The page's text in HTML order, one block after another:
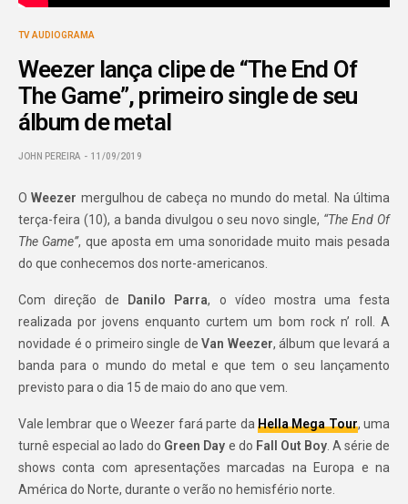
TV AUDIOGRAMA
Weezer lança clipe de “The End Of
The Game”, primeiro single de seu
álbum de metal
JOHN PEREIRA 11/09/2019
OWeezer mergulhou de cabeça no mundo do metal. Na última
terça-feira (10), a banda divulgou o seu novo single, “The End Of
The Game”, que aposta em uma sonoridade muito mais pesada
do que conhecemos dos norte-americanos.
Com direção de Danilo Parra, o vídeo mostra uma festa
realizada por jovens enquanto curtem um bom rock n’ roll. A
novidade é o primeiro single deVan Weezer, álbum que levará a
banda para o mundo do metal e que tem o seu lançamento
previsto para o dia 15 de maio do ano que vem.
Vale lembrar que o Weezer fará parte daHella Mega Tour, uma
turnê especial ao lado do Green Day e do Fall Out Boy. A série de
shows conta com apresentações marcadas na Europa e na
América do Norte, durante o verão no hemisfério norte.